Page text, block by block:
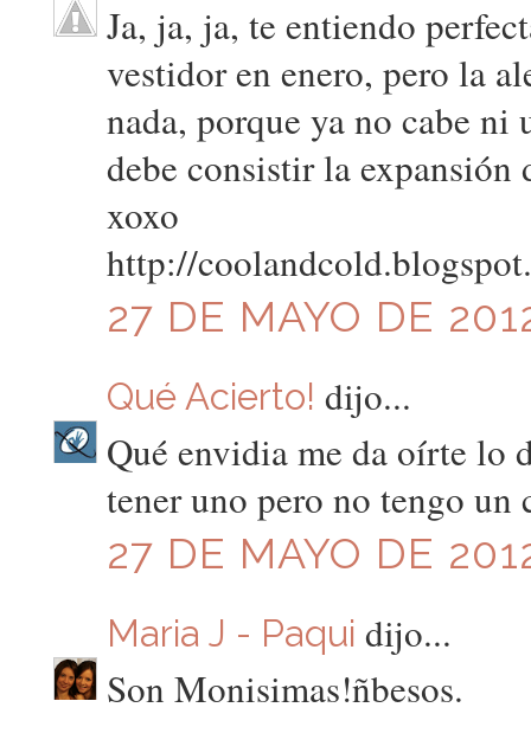
Ja, ja, ja, te entiendo
vestidor en enero, pero la
nada, porque ya no cabe ni
debe consistir la expansión
xoxo
http://
27 DE MAYO DE
Qué Acierto! dijo...
Qué envidia me da oírte lo
tener uno pero no tengo un
27 DE MAYO DE
Maria J - Paqui dijo...
Son Monisimas!ñbesos.